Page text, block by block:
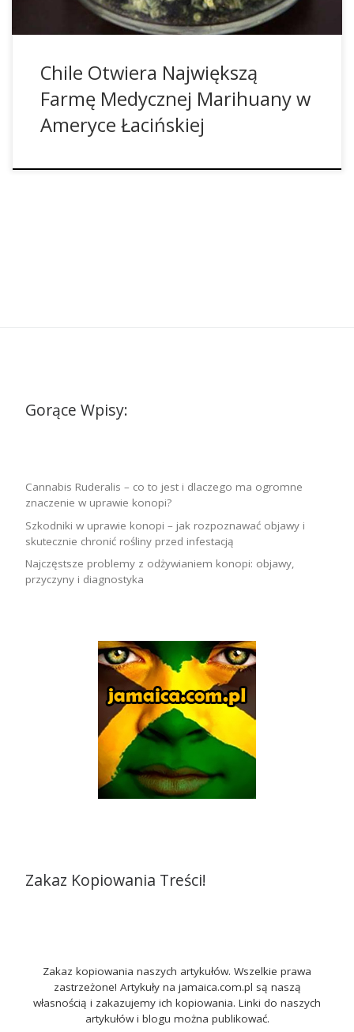
Chile Otwiera Największą
Farmę Medycznej Marihuany w
Ameryce Łacińskiej
Gorące Wpisy:
Cannabis Ruderalis – co to jest i dlaczego ma ogromne
znaczenie w uprawie konopi?
Szkodniki w uprawie konopi – jak rozpoznawać objawy i
skutecznie chronić rośliny przed infestacją
Najczęstsze problemy z odżywianiem konopi: objawy,
przyczyny i diagnostyka
Zakaz Kopiowania Treści!
Zakaz kopiowania naszych artykułów. Wszelkie prawa
zastrzeżone! Artykuły na jamaica.com.pl są naszą
własnością i zakazujemy ich kopiowania. Linki do naszych
artykułów i blogu można publikować.